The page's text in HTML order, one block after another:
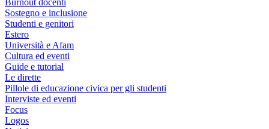
Burnout docenti
Sostegno e inclusione
Studenti e genitori
Estero
Università e Afam
Cultura ed eventi
Guide e tutorial
Le dirette
Pillole di educazione civica per gli studenti
Interviste ed eventi
Focus
Logos